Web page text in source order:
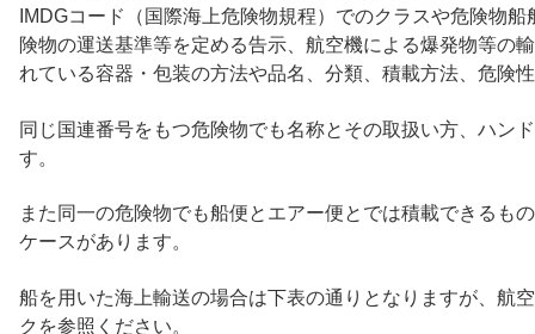
IMDGコード（国際海上危険物規程）でのクラスや危険物
険物の運送基準等を定める告示、航空機による爆発物等の
れている容器・包装の方法や品名、分類、積載方法、危険
同じ国連番号をもつ危険物でも名称とその取扱い方、ハン
す。
また同一の危険物でも船便とエアー便とでは積載できるも
ケースがあります。
船を用いた海上輸送の場合は下表の通りとなりますが、航
クを参照ください。